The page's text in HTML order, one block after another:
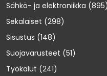
Sähkö- ja elektroniikka (895)
Sekalaiset (298)
Sisustus (148)
Suojavarusteet (51)
Työkalut (241)